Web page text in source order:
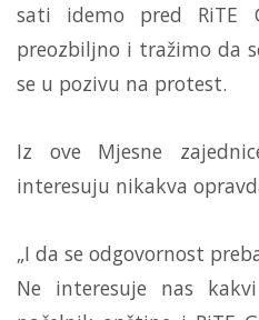
sati idemo pred RiTE
preozbiljno i tražimo da
se u pozivu na protest.
Iz ove Mjesne
interesuju nikakva
„I da se odgovornost
Ne interesuje nas